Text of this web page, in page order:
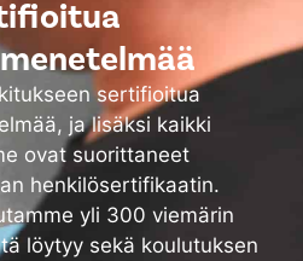
sertifioitua
ja lisäksi kaikki
ovat suorittaneet
henkilösertifikaatin.
yli 300 viemärin
löytyy sekä koulutuksen